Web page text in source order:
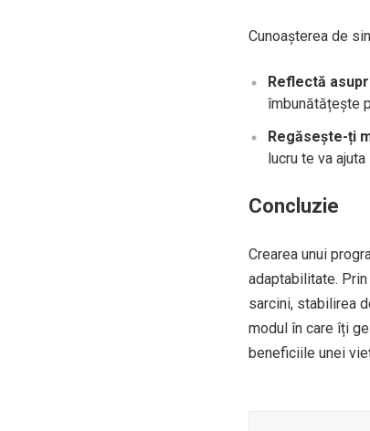
Cunoașterea de
Reflectă
îmbunătățește
Regăsește-ți
lucru te va
Concluzie
Crearea unui
adaptabilitate.
sarcini, stabilirea
modul în care îți
beneficiile unei